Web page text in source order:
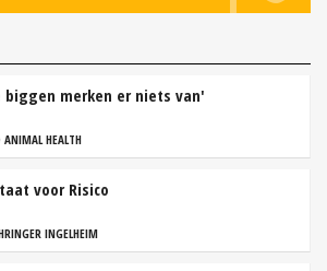
biggen merken er niets van'
ANIMAL HEALTH
voor Risico
INGELHEIM